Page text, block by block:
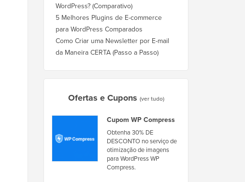
WordPress? (Comparativo)
5 Melhores Plugins de E-commerce
para WordPress Comparados
Como Criar uma Newsletter por E-mail
da Maneira CERTA (Passo a Passo)
Ofertas e Cupons (ver tudo)
Cupom WP Compress
Obtenha 30% DE
DESCONTO no serviço de
otimização de imagens
para WordPress WP
Compress.